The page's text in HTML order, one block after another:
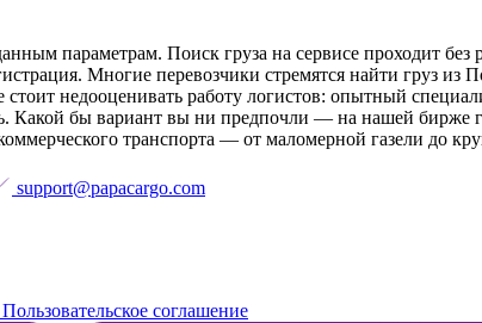
параметрам. Поиск груза на сервисе проходит без
Многие перевозчики стремятся найти груз
недооценивать работу логистов: опытный
бы вариант вы ни предпочли — на нашей бирже
транспорта — от маломерной газели до
support@papacargo.com
Пользовательское соглашение